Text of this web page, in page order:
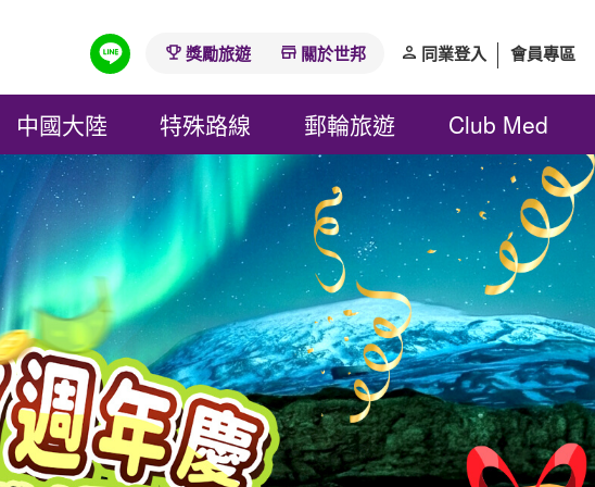
獎勵旅遊 關於世邦 同業登入 會員專區
中國大陸 特殊路線 郵輪旅遊 Club Med